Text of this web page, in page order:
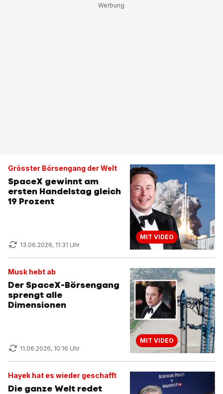
Grösster Börsengang der Welt
SpaceX gewinnt am
ersten Handelstag gleich
19 Prozent
13.06.2026, 11:31 Uhr
MIT VIDEO
Musk hebt ab
Der SpaceX-Börsengang
sprengt alle
Dimensionen
11.06.2026, 10:16 Uhr
MIT VIDEO
Hayek hat es wieder geschafft
Die ganze Welt redet